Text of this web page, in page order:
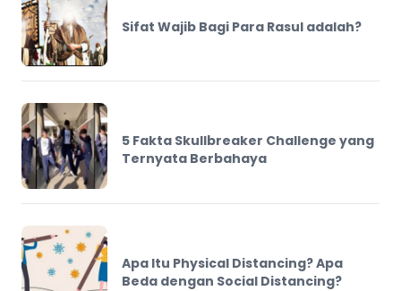
Sifat Wajib Bagi Para Rasul adalah?
5 Fakta Skullbreaker Challenge yang
Ternyata Berbahaya
Apa Itu Physical Distancing? Apa
Beda dengan Social Distancing?